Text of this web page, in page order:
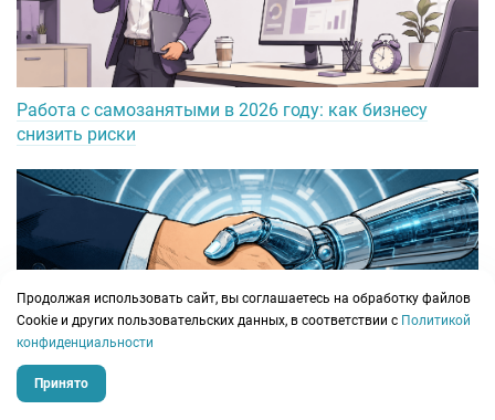
Работа с самозанятыми в 2026 году: как бизнесу
снизить риски
ИИ-агенты для бизнеса: топ-7 решений, выбор и
сценарии внедрения
Продолжая использовать сайт, вы соглашаетесь на обработку файлов
Сookie и других пользовательских данных, в соответствии с Политикой
конфиденциальности
Принято